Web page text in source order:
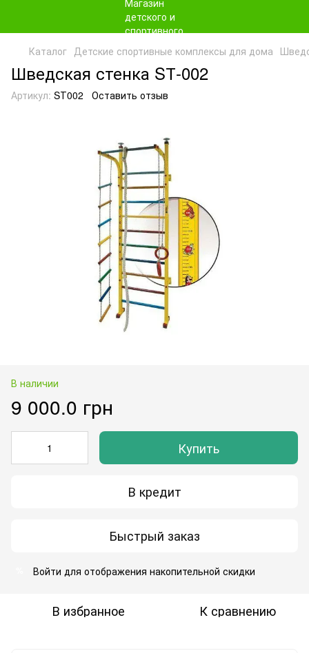
Каталог Детские спортивные комплексы для дома
Шведская стенка SТ-002
Артикул: SТ002 Оставить отзыв
В наличии
9 000.0 грн
Купить
В кредит
Быстрый заказ
Войти для отображения накопительной скидки
В избранное К сравнению